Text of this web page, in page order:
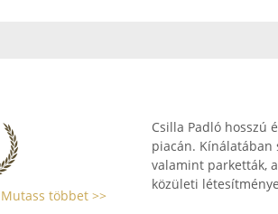
Mutass többet >>
Csilla Padló hosszú
piacán. Kínálatában
valamint parketták,
közületi